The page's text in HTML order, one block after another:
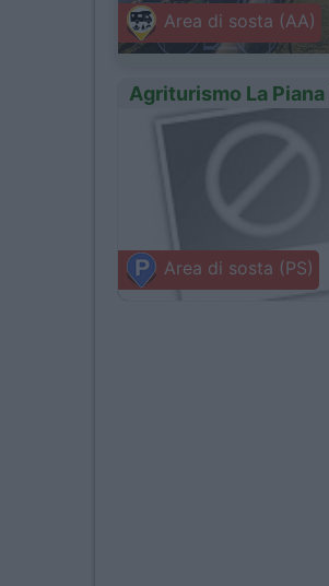
Area di sosta (AA)
Agriturismo La
Area di sosta (PS)